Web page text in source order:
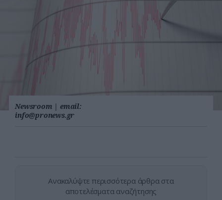
Newsroom | email:
info@pronews.gr
Ανακαλύψτε περισσότερα άρθρα στα
αποτελέσματα αναζήτησης